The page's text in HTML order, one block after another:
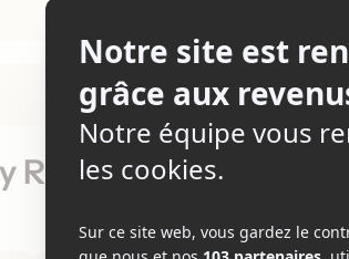
Railroad